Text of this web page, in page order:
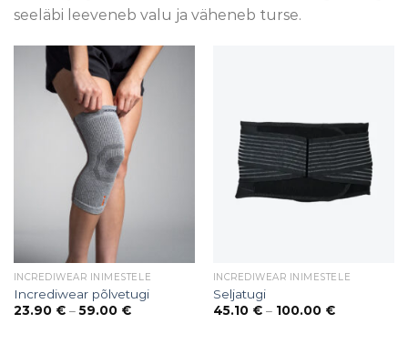
seeläbi leeveneb valu ja väheneb turse.
INCREDIWEAR INIMESTELE
Incrediwear põlvetugi
23.90 € – 59.00 €Price
INCREDIWEAR INIMESTELE
Seljatugi
45.10 € – 100.00 €Price